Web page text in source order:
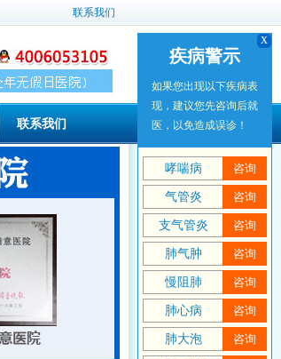
联系我们
联系我们
疾病警示
如果您出现以下疾病表
现，建议您先咨询后就
医，以免造成误诊！
哮喘病 咨询
气管炎 咨询
支气管炎 咨询
肺气肿 咨询
慢阻肺 咨询
肺心病 咨询
肺大泡 咨询
x
疾病警示
如果您出现以下疾病表
现，建议您先咨询后就
医，以免造成误诊！
哮喘病 咨询
气管炎 咨询
支气管炎 咨询
肺气肿 咨询
慢阻肺 咨询
肺心病 咨询
肺大泡 咨询
x